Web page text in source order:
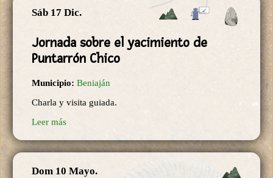
Sáb 17 Dic.
Jornada sobre el yacimiento de
Puntarrón Chico
Municipio: Beniaján
Charla y visita guiada.
Leer más
Dom 10 Mayo.